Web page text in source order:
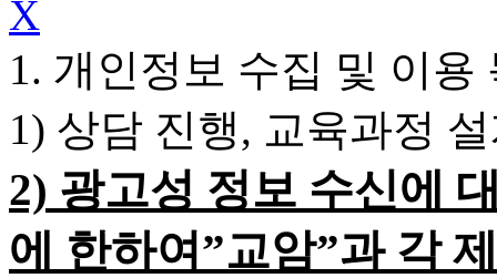
X
1. 개인정보 수집 및 이용
1) 상담 진행, 교육과정
2) 광고성 정보 수신에
에 한하여”교암”과 각